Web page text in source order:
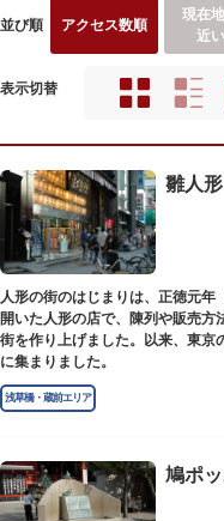
並び順 アクセス数順
現在
近
表示切替
雛人
人形の街のはじまりは、正徳元
開いた人形の店で、陳列や販売方
街を作り上げました。以来、東京
に集まりました。
浅草橋・蔵前エリア
鳩ポ